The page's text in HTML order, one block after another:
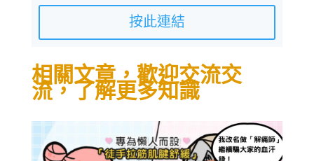
按此連結
相關文章，歡迎交流交
流，了解更多知識